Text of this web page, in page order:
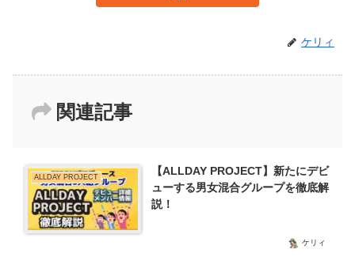
ケリィ
関連記事
ALLDAY PROJECT
【ALLDAY PROJECT】新たにデビ
ューする男女混合グループを徹底解
説！
ケリィ